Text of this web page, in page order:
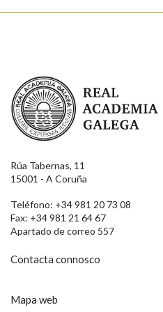
Real Academia Galega
Rúa Tabernas, 11
15001 - A Coruña
Teléfono: +34 981 20 73 08
Fax: +34 981 21 64 67
Apartado de correo 557
Contacta connosco
Mapa web